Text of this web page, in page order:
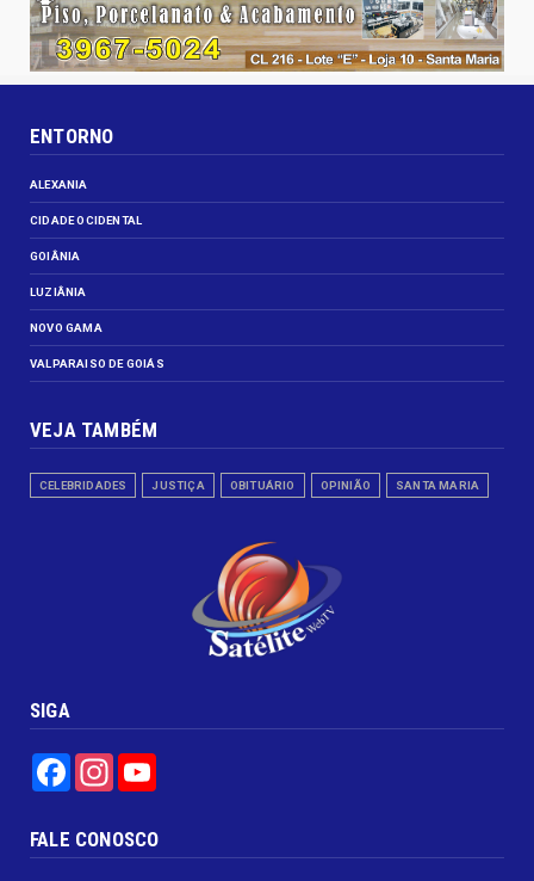
ENTORNO
ALEXANIA
CIDADE OCIDENTAL
GOIÂNIA
LUZIÂNIA
NOVO GAMA
VALPARAISO DE GOIÁS
VEJA TAMBÉM
CELEBRIDADES JUSTIÇA OBITUÁRIO OPINIÃO SANTA MARIA
SIGA
FacebookInstagram
FALE CONOSCO